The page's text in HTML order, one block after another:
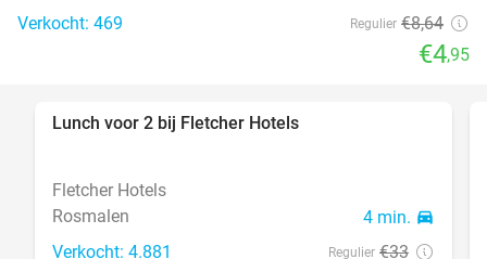
Verkocht: 469 Regulier €8,64
€4,95
Lunch voor 2 bij Fletcher Hotels
Fletcher Hotels
Rosmalen
4 min. directions_car
Verkocht: 4.881 Regulier €33